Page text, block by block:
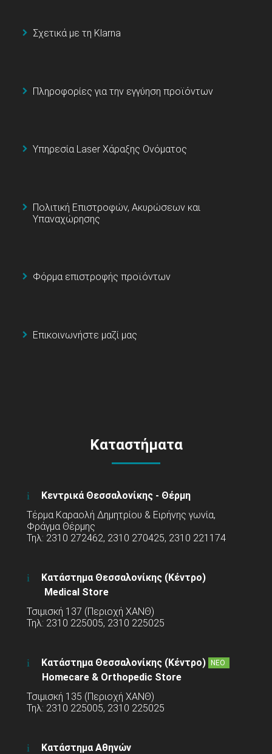
Σχετικά με τη Klarna
Πληροφορίες για την εγγύηση προϊόντων
Υπηρεσία Laser Χάραξης Ονόματος
Πολιτική Επιστροφών, Ακυρώσεων και
Υπαναχώρησης
Φόρμα επιστροφής προϊόντων
Επικοινωνήστε μαζί μας
Καταστήματα
Κεντρικά Θεσσαλονίκης - Θέρμη
Τέρμα Καραολή Δημητρίου & Ειρήνης γωνία,
Φράγμα Θέρμης
Τηλ: 2310 272462, 2310 270425, 2310 221174
Κατάστημα Θεσσαλονίκης (Κέντρο)
Medical Store
Τσιμισκή 137 (Περιοχή ΧΑΝΘ)
Τηλ: 2310 225005, 2310 225025
Κατάστημα Θεσσαλονίκης (Κέντρο) ΝΕΟ
Homecare & Orthopedic Store
Τσιμισκή 135 (Περιοχή ΧΑΝΘ)
Τηλ: 2310 225005, 2310 225025
Κατάστημα Αθηνών